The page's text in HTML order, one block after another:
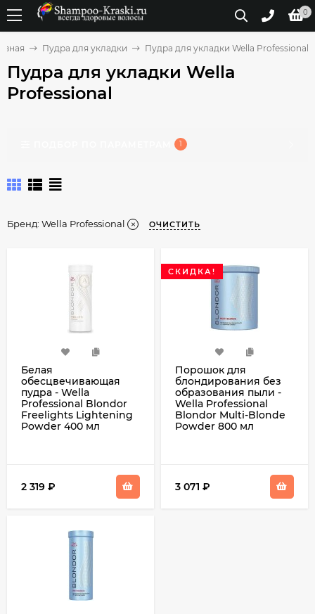
0
Пудра для укладки Пудра для укладки Wella Professional
Пудра для укладки Wella
Professional
1
Бренд: Wella Professional ОЧИСТИТЬ
Белая
обесцвечивающая
пудра - Wella
Professional Blondor
Freelights Lightening
Powder 400 мл
2 319 ₽
СКИДКА!
Порошок для
блондирования без
образования пыли -
Wella Professional
Blondor Multi-Blonde
Powder 800 мл
3 071 ₽